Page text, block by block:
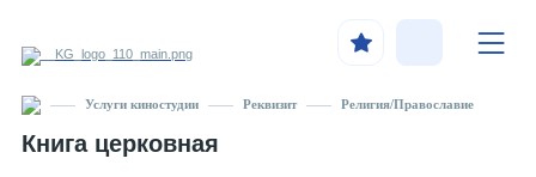
Услуги киностудии Реквизит Религия/Православие
Книга церковная